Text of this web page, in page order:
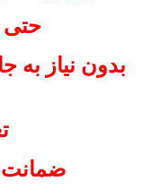
حتی
بدون نیاز به